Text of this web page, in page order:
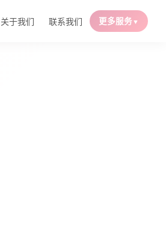
关于我们 联系我们 更多服务▼